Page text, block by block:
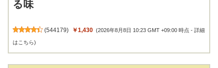
る味
(544179) ￥1,430 (2026年8月8日 10:23 GMT +09:00 時点 -詳細
はこちら)